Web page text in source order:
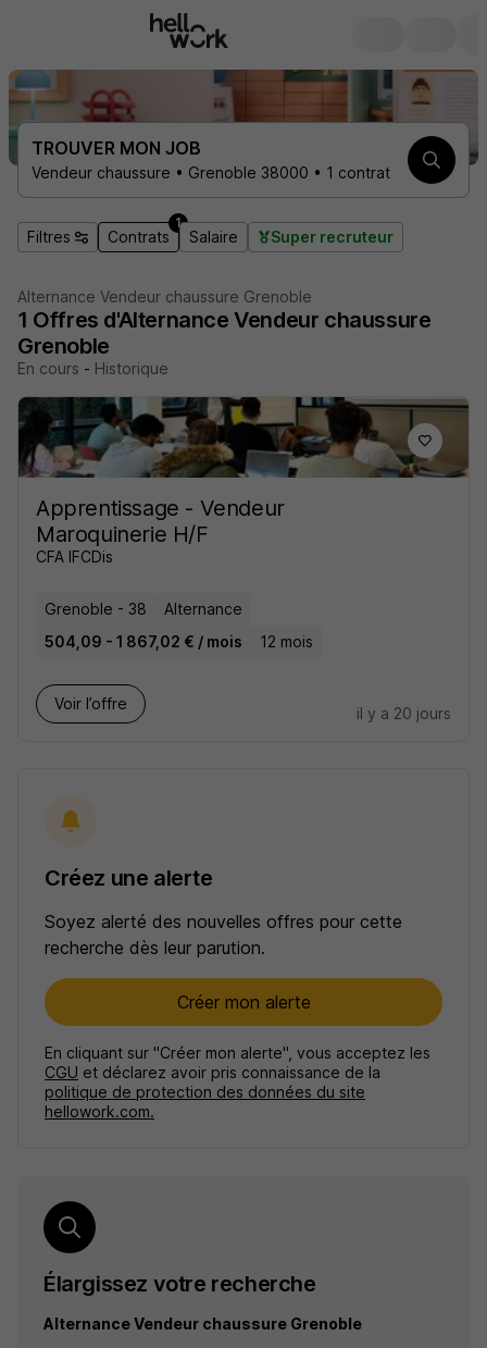
TROUVER MON JOB
Vendeur chaussure • Grenoble 38000 • 1 contrat
Filtres Contrats
1
Salaire Super recruteur
Alternance Vendeur chaussure Grenoble
1 Offres d'Alternance Vendeur chaussure
Grenoble
En cours - Historique
Apprentissage - Vendeur
Maroquinerie H/F
CFA IFCDis
Grenoble - 38
Alternance
504,09 - 1 867,02 € / mois
12 mois
Voir l’offre
il y a 20 jours
Créez une alerte
Soyez alerté des nouvelles offres pour cette
recherche dès leur parution.
Créer mon alerte
En cliquant sur "Créer mon alerte", vous acceptez les
CGU et déclarez avoir pris connaissance de la
politique de protection des données du site
hellowork.com.
Élargissez votre recherche
Alternance Vendeur chaussure Grenoble